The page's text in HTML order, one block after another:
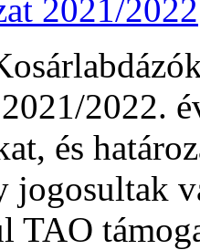
2021/2022
2022.
és
jogosultak
TAO